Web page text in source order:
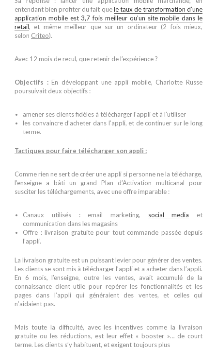
entendant bien profiter du fait quele taux de transformation d’une
application mobile est 3,7 fois meilleur qu’un site mobile dans le
retail, et même meilleur que sur un ordinateur (2 fois mieux,
selon Criteo).
Avec 12 mois de recul, que retenir de l’expérience ?
Objectifs : En développant une appli mobile, Charlotte Russe
poursuivait deux objectifs :
amener ses clients fidèles à télécharger l’appli et à l’utiliser
les convaincre d’acheter dans l’appli, et de continuer sur le long
terme.
Tactiques pour faire télécharger son appli :
Comme rien ne sert de créer une appli si personne ne la télécharge,
l’enseigne a bâti un grand Plan d’Activation multicanal pour
susciter les téléchargements, avec une offre imparable :
Canaux utilisés : email marketing, social media et
communication dans les magasins
Offre : livraison gratuite pour tout commande passée depuis
l’appli.
La livraison gratuite est un puissant levier pour générer des ventes.
Les clients se sont mis à télécharger l’appli et a acheter dans l’appli.
En 6 mois, l’enseigne, outre les ventes, avait accumulé de la
connaissance client utile pour repérer les fonctionnalités et les
pages dans l’appli qui généraient des ventes, et celles qui
n’aidaient pas.
Mais toute la difficulté, avec les incentives comme la livraison
gratuite ou les réductions, est leur effet « booster »… de court
terme. Les clients s’y habituent, et exigent toujours plus